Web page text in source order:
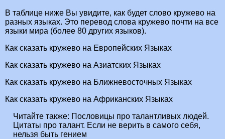
В таблице ниже Вы увидите, как будет слово кружево на
разных языках. Это перевод слова кружево почти на все
языки мира (более 80 других языков).
Как сказать кружево на Европейских Языках
Как сказать кружево на Азиатских Языках
Как сказать кружево на Ближневосточных Языках
Как сказать кружево на Африканских Языках
Читайте также: Пословицы про талантливых людей.
Цитаты про талант. Если не верить в самого себя,
нельзя быть гением